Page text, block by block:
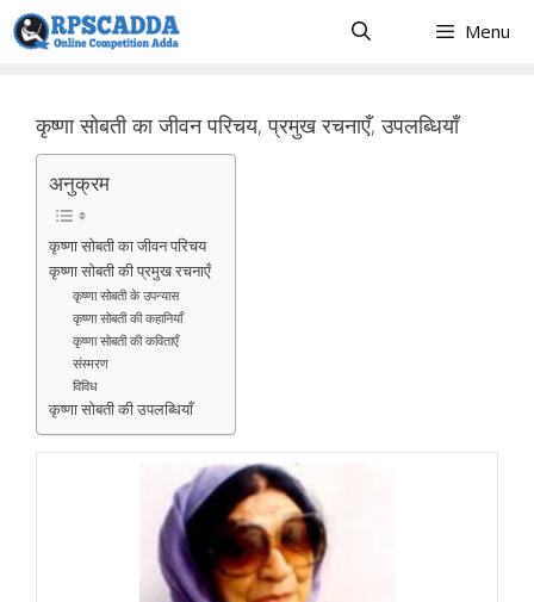
Skip
to
Menu
कृष्णा सोबती का जीवन परिचय, प्रमुख रचनाएँ, उपलब्धियाँ
अनुक्रम
कृष्णा सोबती का जीवन परिचय
कृष्णा सोबती की प्रमुख रचनाएँ
कृष्णा सोबती के उपन्यास
कृष्णा सोबती की कहानियाँ
कृष्णा सोबती की कविताएँ
संस्मरण
विविध
कृष्णा सोबती की उपलब्धियाँ